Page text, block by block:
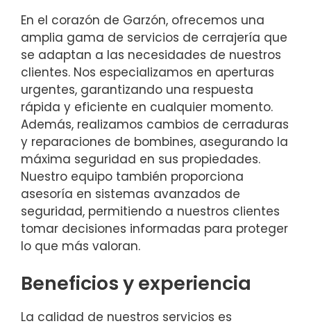
En el corazón de Garzón, ofrecemos una
amplia gama de servicios de cerrajería que
se adaptan a las necesidades de nuestros
clientes. Nos especializamos en aperturas
urgentes, garantizando una respuesta
rápida y eficiente en cualquier momento.
Además, realizamos cambios de cerraduras
y reparaciones de bombines, asegurando la
máxima seguridad en sus propiedades.
Nuestro equipo también proporciona
asesoría en sistemas avanzados de
seguridad, permitiendo a nuestros clientes
tomar decisiones informadas para proteger
lo que más valoran.
Beneficios y experiencia
La calidad de nuestros servicios es